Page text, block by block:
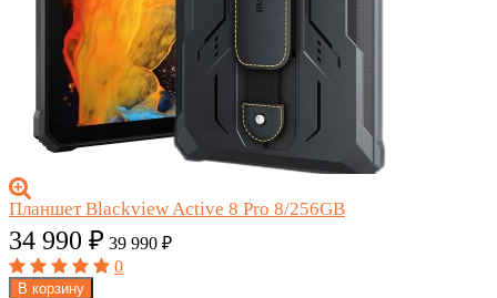
Планшет Blackview Active 8 Pro 8/256GB
34 990 ₽ 39 990 ₽
0
В корзину